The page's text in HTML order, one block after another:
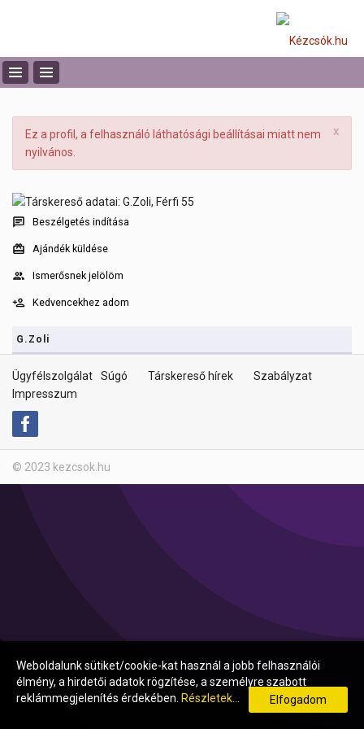
x
Ez a profil, a felhasználó láthatósági beállításai miatt nem
nyilvános.
Beszélgetés indítása
Ajándék küldése
Ismerősnek jelölöm
Kedvencekhez adom
G.Zoli
Ügyfélszolgálat Súgó Társkereső hírek
Szabályzat
Impresszum
© 2023 kezcsok.hu
Weboldalunk sütiket/cookie-kat használ a jobb felhasználói
élmény, a hirdetői adatok rögzítése, a személyre szabott
reklámmegjelenítés érdekében. Részletek... Elfogadom